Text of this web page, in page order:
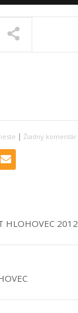
| Žiadny komentár
HLOHOVEC 2012